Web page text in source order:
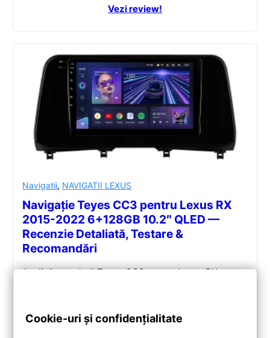
Vezi review!
Navigatii, NAVIGATII LEXUS
Navigație Teyes CC3 pentru Lexus RX
2015-2022 6+128GB 10.2″ QLED —
Recenzie Detaliată, Testare &
Recomandări
Analiză completă Teyes CC3 pentru Lexus RX:
Cookie-uri și confidențialitate